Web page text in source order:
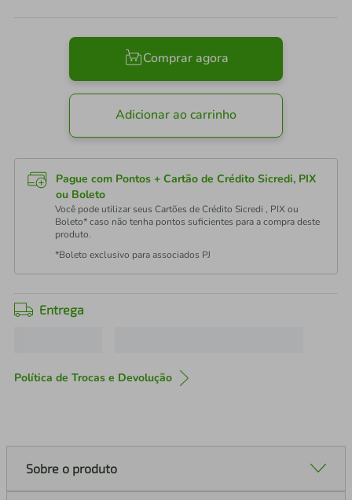
Comprar agora
Adicionar ao carrinho
Pague com Pontos + Cartão de Crédito Sicredi, PIX
ou Boleto
Você pode utilizar seus Cartões de Crédito Sicredi , PIX ou
Boleto* caso não tenha pontos suficientes para a compra deste
produto.
*Boleto exclusivo para associados PJ
Entrega
Política de Trocas e Devolução
Sobre o produto